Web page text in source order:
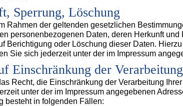
Sperrung, Löschung
Rahmen der geltenden gesetzlichen
personenbezogenen Daten, deren Herkunft
Berichtigung oder Löschung dieser Daten.
Sie sich jederzeit unter der im Impressum
Einschränkung der Verarbeitung
Recht, die Einschränkung der Verarbeitung
unter der im Impressum angegebenen
besteht in folgenden Fällen: